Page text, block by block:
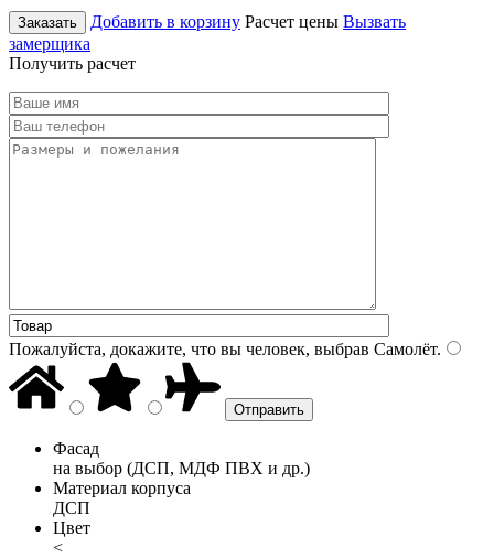
Заказать Добавить в корзину Расчет цены Вызвать
замерщика
Получить расчет
Пожалуйста, докажите, что вы человек, выбрав Самолёт.
Фасад
на выбор (ДСП, МДФ ПВХ и др.)
Материал корпуса
ДСП
Цвет
<